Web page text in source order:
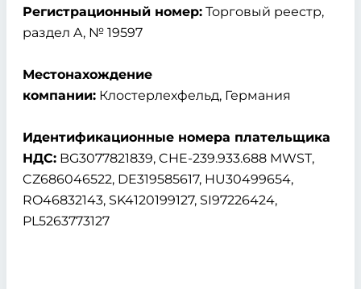
Регистрационный номер: Торговый реестр,
раздел A, № 19597
Местонахождение
компании: Клостерлехфельд, Германия
Идентификационные номера плательщика
НДС: BG3077821839, CHE-239.933.688 MWST,
CZ686046522, DE319585617, HU30499654,
RO46832143, SK4120199127, SI97226424,
PL5263773127